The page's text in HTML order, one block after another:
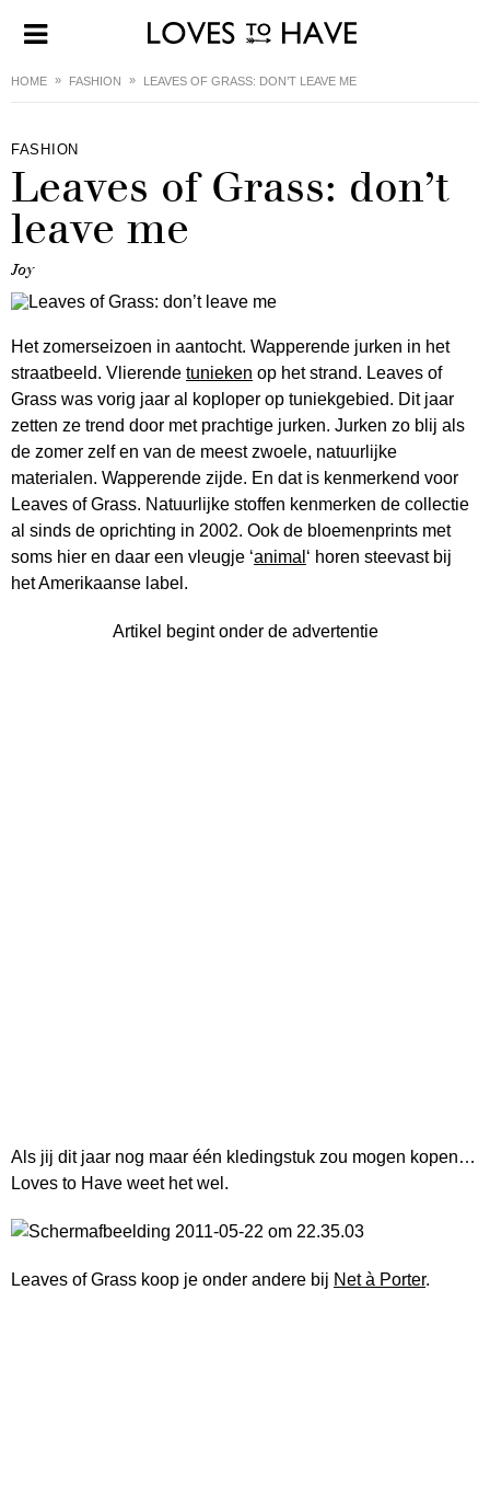
HOME FASHION LEAVES OF GRASS: DON’T LEAVE ME
FASHION
Leaves of Grass: don’t
leave me
Joy
Het zomerseizoen in aantocht. Wapperende jurken in het
straatbeeld. Vlierende tunieken op het strand. Leaves of
Grass was vorig jaar al koploper op tuniekgebied. Dit jaar
zetten ze trend door met prachtige jurken. Jurken zo blij als
de zomer zelf en van de meest zwoele, natuurlijke
materialen. Wapperende zijde. En dat is kenmerkend voor
Leaves of Grass. Natuurlijke stoffen kenmerken de collectie
al sinds de oprichting in 2002. Ook de bloemenprints met
soms hier en daar een vleugje ‘animal ‘ horen steevast bij
het Amerikaanse label.
Artikel begint onder de advertentie
Als jij dit jaar nog maar één kledingstuk zou mogen kopen…
Loves to Have weet het wel.
Leaves of Grass koop je onder andere bij Net à Porter.